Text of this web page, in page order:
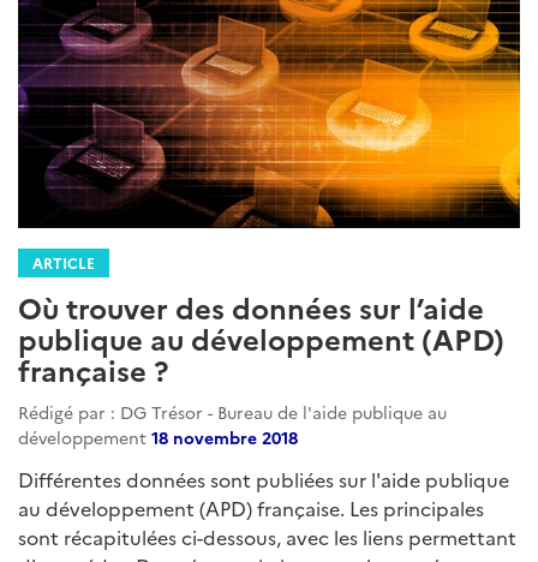
ARTICLE
Où trouver des données sur l’aide
publique au développement (APD)
française ?
Rédigé par : DG Trésor - Bureau de l'aide publique au
développement 18 novembre 2018
Différentes données sont publiées sur l'aide publique
au développement (APD) française. Les principales
sont récapitulées ci-dessous, avec les liens permettant